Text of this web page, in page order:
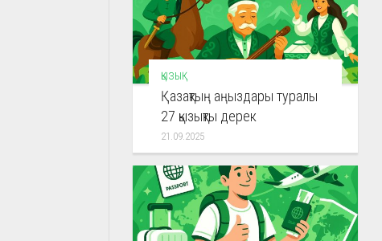
ҚЫЗЫҚ
Қазақтың аңыздары туралы
27 қызықты дерек
21.09.2025